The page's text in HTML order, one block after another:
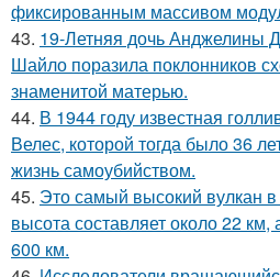
фиксированным массивом
43. 19-Летняя дочь Анджелины
Шайло поразила поклонников
знаменитой матерью.
44. В 1944 году известная
Велес, которой тогда было 36
жизнь самоубийством.
45. Это самый высокий вулкан
высота составляет около 22
600 км.